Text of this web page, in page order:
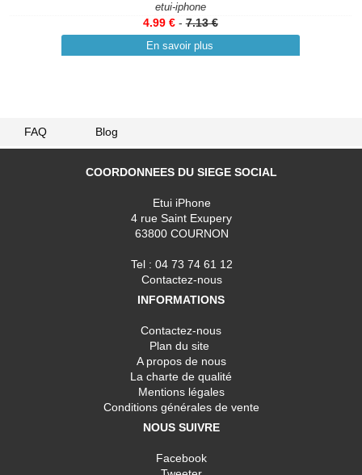
etui-iphone
4.99 €-7.13 €
En savoir plus
FAQ Blog
COORDONNEES DU SIEGE SOCIAL
Etui iPhone
4 rue Saint Exupery
63800 COURNON
Tel : 04 73 74 61 12
Contactez-nous
INFORMATIONS
Contactez-nous
Plan du site
A propos de nous
La charte de qualité
Mentions légales
Conditions générales de vente
NOUS SUIVRE
Facebook